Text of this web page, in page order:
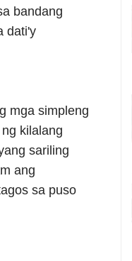
bandang
dati'y
mga simpleng
kilalang
sariling
ang
sa puso